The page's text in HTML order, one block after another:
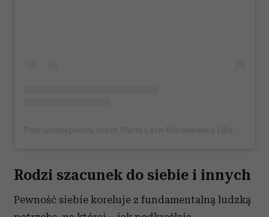
Rodzi szacunek do siebie i innych
Pewność siebie koreluje z fundamentalną ludzką